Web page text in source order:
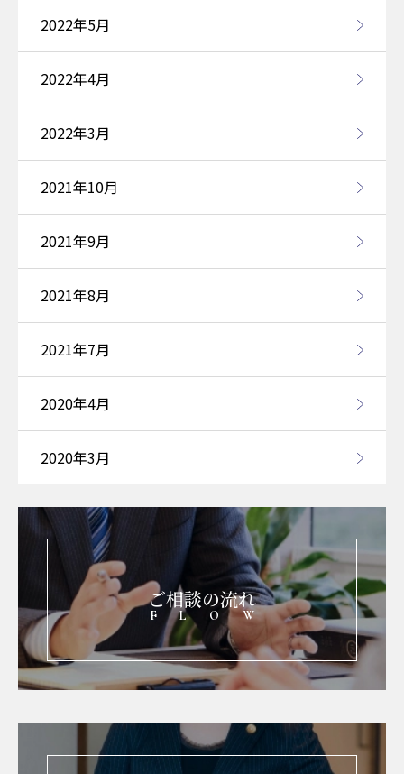
2022年5月
2022年4月
2022年3月
2021年10月
2021年9月
2021年8月
2021年7月
2020年4月
2020年3月
ご相談の流れ
FLOW